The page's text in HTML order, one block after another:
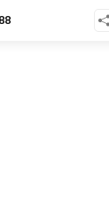
đồng văn minh.